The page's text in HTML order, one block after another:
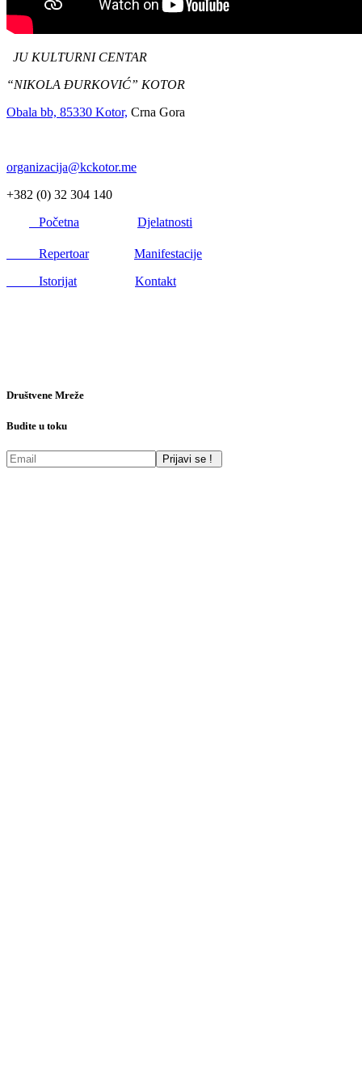
JU KULTURNI CENTAR
“NIKOLA ĐURKOVIĆ” KOTOR
Obala bb, 85330 Kotor, Crna Gora
organizacija@kckotor.me
+382 (0) 32 304 140
Početna
Djelatnosti
Repertoar
Manifestacije
Istorijat
Kontakt
Društvene Mreže
Budite u toku